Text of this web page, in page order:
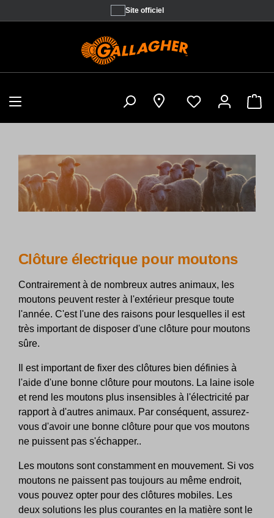
Site officiel
Clôture électrique pour moutons
Contrairement à de nombreux autres animaux, les
moutons peuvent rester à l'extérieur presque toute
l'année. C'est l'une des raisons pour lesquelles il est
très important de disposer d'une clôture pour moutons
sûre.
Il est important de fixer des clôtures bien définies à
l'aide d'une bonne clôture pour moutons. La laine isole
et rend les moutons plus insensibles à l'électricité par
rapport à d'autres animaux. Par conséquent, assurez-
vous d'avoir une bonne clôture pour que vos moutons
ne puissent pas s'échapper..
Les moutons sont constamment en mouvement. Si vos
moutons ne paissent pas toujours au même endroit,
vous pouvez opter pour des clôtures mobiles. Les
deux solutions les plus courantes en la matière sont le